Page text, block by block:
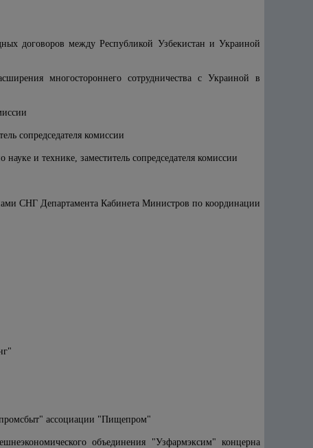
договоров между Республикой Узбекистан и Украиной
многостороннего сотрудничества с Украиной в
сопредседателя комиссии
и технике, заместитель сопредседателя комиссии
СНГ Департамента Кабинета Министров по координации
ассоциации "Пищепром"
объединения "Узфармэксим" концерна